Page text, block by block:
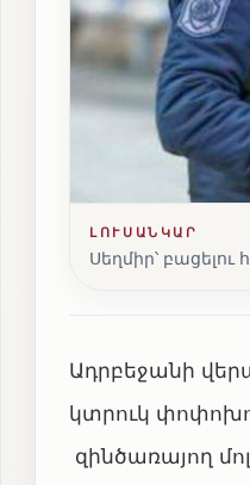
ԼՈՒՍԱՆԿԱՐ
Սեղմիր՝ բացելու
Ադրբեջանի
կտրուկ
զինծառայող